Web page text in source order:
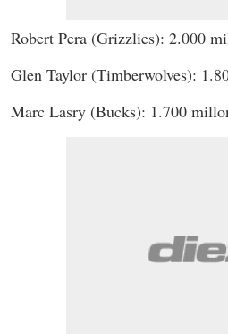
Robert Pera (Grizzlies): 2.000
Glen Taylor (Timberwolves):
Marc Lasry (Bucks): 1.700